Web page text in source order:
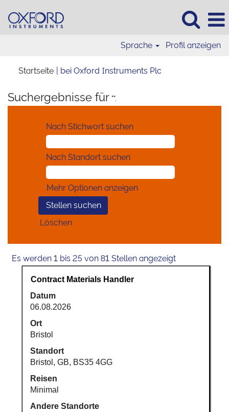
Sprache Profil anzeigen
Startseite bei Oxford Instruments Plc
Suchergebnisse für "".
Nach Stichwort suchen
Nach Standort suchen
Mehr Optionen anzeigen
Löschen
Es werden 1 bis 25 von 81 Stellen angezeigt
für
Stellenbezeichnung
Contract Materials Handler
Datum
06.08.2026
Ort
Bristol
Standort
Bristol, GB, BS35 4GG
Reisen
Minimal
Andere Standorte
Drücken
Sie
die
Leertaste,
um
die
Stelleninformationen
vollständig
anzuzeigen.